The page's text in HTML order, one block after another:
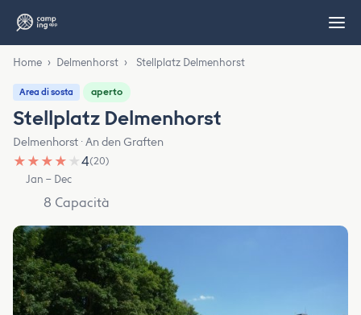
Home › Delmenhorst › Stellplatz Delmenhorst
Area di sosta aperto
Stellplatz Delmenhorst
Delmenhorst · An den Graften
★ ★ ★ ★ ★4(20)
Jan – Dec
8 Capacità